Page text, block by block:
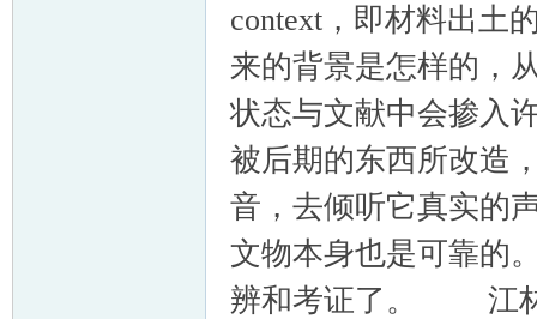
context，即材料出土
来的背景是怎样的，
状态与文献中会掺入
被后期的东西所改造
音，去倾听它真实
文物本身也是可靠的
辨和考证了。 江林